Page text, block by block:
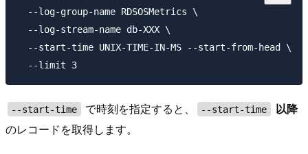
  --log-group-name RDSOSMetrics \
  --log-stream-name db-XXX \
  --start-time UNIX-TIME-IN-MS --start-from-head \
--start-time で時刻を指定すると、 --start-time
以降
のレコードを取得します。